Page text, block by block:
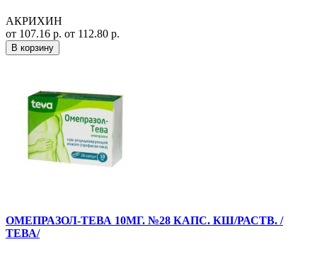
АКРИХИН
от 107.16 р. от 112.80 р.
В корзину
ОМЕПРАЗОЛ-ТЕВА 10МГ. №28 КАПС. КШ/РАСТВ. /
ТЕВА/